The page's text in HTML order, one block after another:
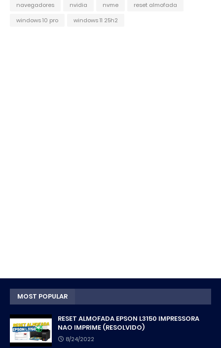
navegadores
nvidia nvme
reset almofada
windows 10 pro
windows 11 25h2
MOST POPULAR
RESET ALMOFADA EPSON L3150 IMPRESSORA
NAO IMPRIME (RESOLVIDO)
8/24/2022